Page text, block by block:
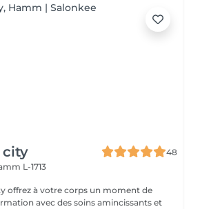
city
48
L-1713
offrez à votre corps un moment de
avec des soins amincissants et